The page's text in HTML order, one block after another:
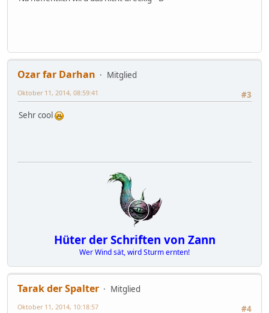
Ozar far Darhan
Mitglied
#3
Oktober 11, 2014, 08:59:41
Sehr cool
Hüter der Schriften von Zann
Wer Wind sät, wird Sturm ernten!
Tarak der Spalter
Mitglied
#4
Oktober 11, 2014, 10:18:57